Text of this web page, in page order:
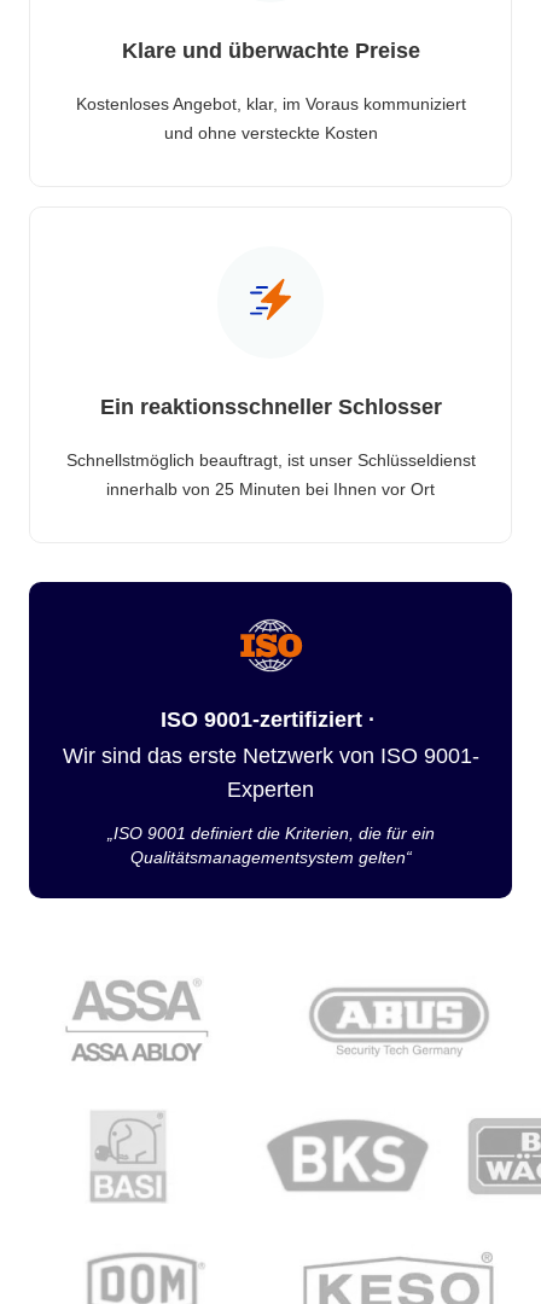
Klare und überwachte Preise
Kostenloses Angebot, klar, im Voraus kommuniziert
und ohne versteckte Kosten
Ein reaktionsschneller Schlosser
Schnellstmöglich beauftragt, ist unser Schlüsseldienst
innerhalb von 25 Minuten bei Ihnen vor Ort
ISO 9001-zertifiziert ·
Wir sind das erste Netzwerk von ISO 9001-
Experten
„ISO 9001 definiert die Kriterien, die für ein
Qualitätsmanagementsystem gelten“